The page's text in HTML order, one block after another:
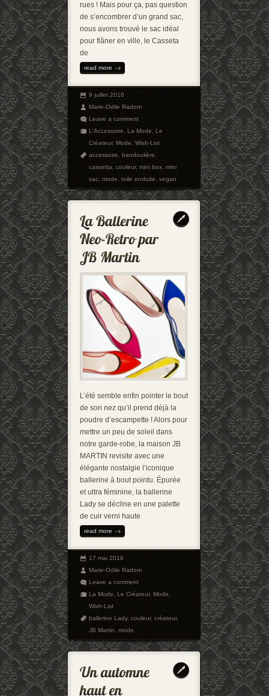
rues ! Mais pour ça, pas question
de s’encombrer d’un grand sac,
nous avons trouvé le sac idéal
pour flâner en ville, le Casseta
de
read more
9 juillet 2016
Marie-Odile Radom
Leave a comment
L'Accessoire,La Mode,Le
Créateur,Mode,Wish-List
accessoire,bandoulière,
cassetta,couleur,mini box,mini
sac,mode,toile enduite,vegan
L’été semble enfin pointer le bout
de son nez qu’il prend déjà la
poudre d’escampette ! Alors pour
mettre un peu de soleil dans
notre garde-robe, la maison JB
MARTIN revisite avec une
élégante nostalgie l’iconique
ballerine à bout pointu. Épurée
et ultra féminine, la ballerine
Lady se décline en une palette
de cuir verni haute
read more
17 mai 2016
Marie-Odile Radom
Leave a comment
La Mode,Le Créateur,Mode,
Wish-List
ballerine Lady,couleur,créateur,
JB Martin,mode